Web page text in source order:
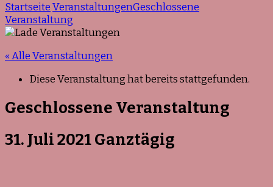
StartseiteVeranstaltungenGeschlossene
Veranstaltung
« Alle Veranstaltungen
Diese Veranstaltung hat bereits stattgefunden.
Geschlossene Veranstaltung
31. Juli 2021Ganztägig